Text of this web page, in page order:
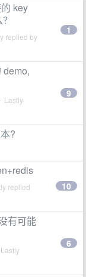
key
replied by
1
demo,
Lastly
9
?
replied
10
有可能
6